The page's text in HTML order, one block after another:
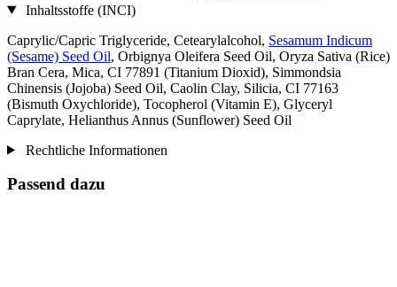
Inhaltsstoffe (INCI)
Caprylic/Capric Triglyceride, Cetearylalcohol, Sesamum Indicum
(Sesame) Seed Oil, Orbignya Oleifera Seed Oil, Oryza Sativa (Rice)
Bran Cera, Mica, CI 77891 (Titanium Dioxid), Simmondsia
Chinensis (Jojoba) Seed Oil, Caolin Clay, Silicia, CI 77163
(Bismuth Oxychloride), Tocopherol (Vitamin E), Glyceryl
Caprylate, Helianthus Annus (Sunflower) Seed Oil
Rechtliche Informationen
Passend dazu